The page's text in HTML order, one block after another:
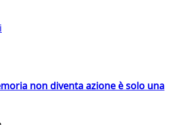
non diventa azione è solo una